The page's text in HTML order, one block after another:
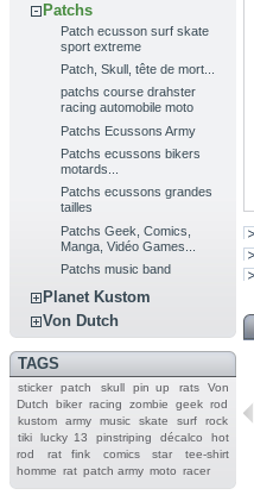
Patchs
Patch ecusson surf skate
sport extreme
Patch, Skull, tête de mort...
patchs course drahster
racing automobile moto
Patchs Ecussons Army
Patchs ecussons bikers
motards...
Patchs ecussons grandes
tailles
Patchs Geek, Comics,
Manga, Vidéo Games...
Patchs music band
Planet Kustom
Von Dutch
TAGS
sticker patch skull pin up rats
Von
Dutch
biker racing zombie geek rod
kustom
army music skate surf
rock
tiki
lucky 13 pinstriping décalco
hot
rod
rat fink comics star
tee-shirt
homme rat patch army moto racer